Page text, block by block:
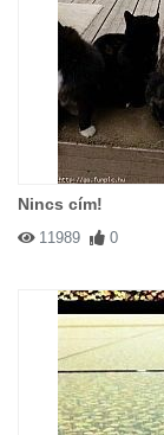
Nincs cím!
11989 0